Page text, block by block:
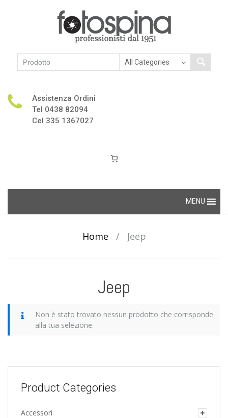
Assistenza Ordini
Tel 0438 82094
Cel 335 1367027
content
MENU
Home / Jeep
Jeep
Non è stato trovato nessun prodotto che corrisponde
alla tua selezione.
Product Categories
Accessori